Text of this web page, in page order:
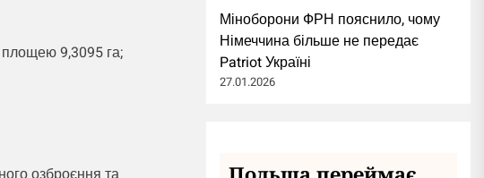
площею 9,3095 га;
Міноборони ФРН пояснило, чому
Німеччина більше не передає
Patriot Україні
27.01.2026